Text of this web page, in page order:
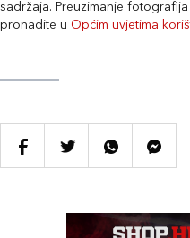
sadržaja. Preuzimanje
pronađite u Općim uvjetima